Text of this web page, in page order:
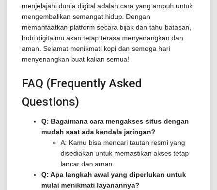
menjelajahi dunia digital adalah cara yang ampuh untuk
mengembalikan semangat hidup. Dengan
memanfaatkan platform secara bijak dan tahu batasan,
hobi digitalmu akan tetap terasa menyenangkan dan
aman. Selamat menikmati kopi dan semoga hari
menyenangkan buat kalian semua!
FAQ (Frequently Asked
Questions)
Q: Bagaimana cara mengakses situs dengan
mudah saat ada kendala jaringan?
A: Kamu bisa mencari tautan resmi yang
disediakan untuk memastikan akses tetap
lancar dan aman.
Q: Apa langkah awal yang diperlukan untuk
mulai menikmati layanannya?